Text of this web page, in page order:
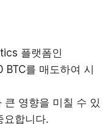
플랫폼인
를 매도하여 시
영향을 미칠 수 있
요합니다.